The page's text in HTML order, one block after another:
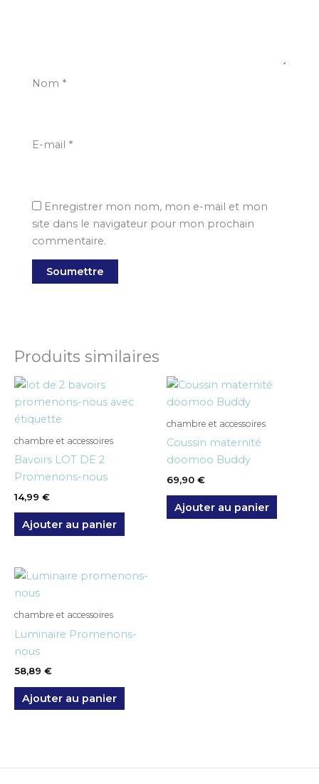
Nom *
E-mail *
Enregistrer mon nom, mon e-mail et mon
site dans le navigateur pour mon prochain
commentaire.
Produits similaires
chambre et accessoires
Bavoirs LOT DE 2
Promenons-nous
14,99 €
Ajouter au panier
chambre et accessoires
Coussin maternité
doomoo Buddy
69,90 €
Ajouter au panier
chambre et accessoires
Luminaire Promenons-
nous
58,89 €
Ajouter au panier